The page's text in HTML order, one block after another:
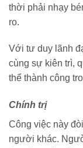
thời phải nhạy
ro.
Với tư duy lãnh
cùng sự kiên trì,
thể thành công
Chính trị
Công việc này
người khác.